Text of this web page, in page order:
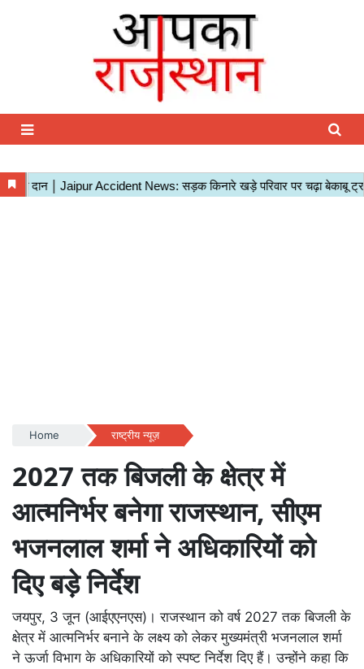
Home राष्ट्रीय न्यूज़
2027 तक बिजली के क्षेत्र में
आत्मनिर्भर बनेगा राजस्थान, सीएम
भजनलाल शर्मा ने अधिकारियों को
दिए बड़े निर्देश
जयपुर, 3 जून (आईएएनएस)। राजस्थान को वर्ष 2027 तक बिजली के
क्षेत्र में आत्मनिर्भर बनाने के लक्ष्य को लेकर मुख्यमंत्री भजनलाल शर्मा
ने ऊर्जा विभाग के अधिकारियों को स्पष्ट निर्देश दिए हैं। उन्होंने कहा कि